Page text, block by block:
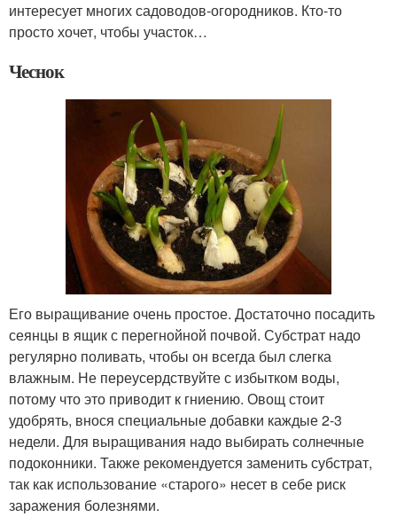
интересует многих садоводов-огородников. Кто-то
просто хочет, чтобы участок…
Чеснок
Его выращивание очень простое. Достаточно посадить
сеянцы в ящик с перегнойной почвой. Субстрат надо
регулярно поливать, чтобы он всегда был слегка
влажным. Не переусердствуйте с избытком воды,
потому что это приводит к гниению. Овощ стоит
удобрять, внося специальные добавки каждые 2-3
недели. Для выращивания надо выбирать солнечные
подоконники. Также рекомендуется заменить субстрат,
так как использование «старого» несет в себе риск
заражения болезнями.